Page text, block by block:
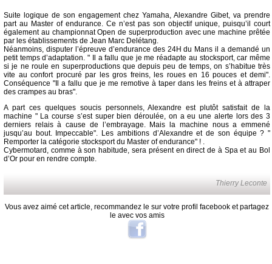
Suite logique de son engagement chez Yamaha, Alexandre Gibet, va prendre
part au Master of endurance. Ce n’est pas son objectif unique, puisqu’il court
également au championnat Open de superproduction avec une machine prêtée
par les établissements de Jean Marc Delétang.
Néanmoins, disputer l’épreuve d’endurance des 24H du Mans il a demandé un
petit temps d’adaptation. " Il a fallu que je me réadapte au stocksport, car même
si je ne roule en superproductions que depuis peu de temps, on s’habitue très
vite au confort procuré par les gros freins, les roues en 16 pouces et demi".
Conséquence "Il a fallu que je me remotive à taper dans les freins et à attraper
des crampes au bras".
A part ces quelques soucis personnels, Alexandre est plutôt satisfait de la
machine " La course s’est super bien déroulée, on a eu une alerte lors des 3
derniers relais à cause de l’embrayage. Mais la machine nous a emmené
jusqu’au bout. Impeccable". Les ambitions d’Alexandre et de son équipe ? "
Remporter la catégorie stocksport du Master of endurance" ! .
Cybermotard, comme à son habitude, sera présent en direct de à Spa et au Bol
d’Or pour en rendre compte.
Thierry Leconte
Vous avez aimé cet article, recommandez le sur votre profil facebook et partagez
le avec vos amis